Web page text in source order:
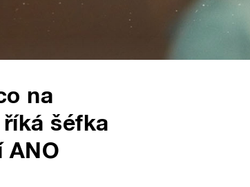
na
šéfka
ANO